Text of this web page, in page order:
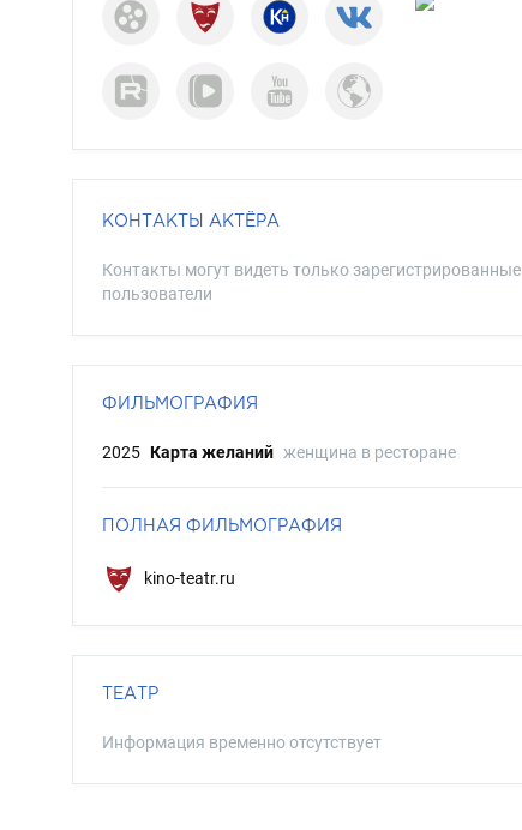
КОНТАКТЫ АКТЁРА
Контакты могут видеть только зарегистрированные
пользователи
ФИЛЬМОГРАФИЯ
2025 Карта желаний женщина в ресторане
ПОЛНАЯ ФИЛЬМОГРАФИЯ
kino-teatr.ru
ТЕАТР
Информация временно отсутствует